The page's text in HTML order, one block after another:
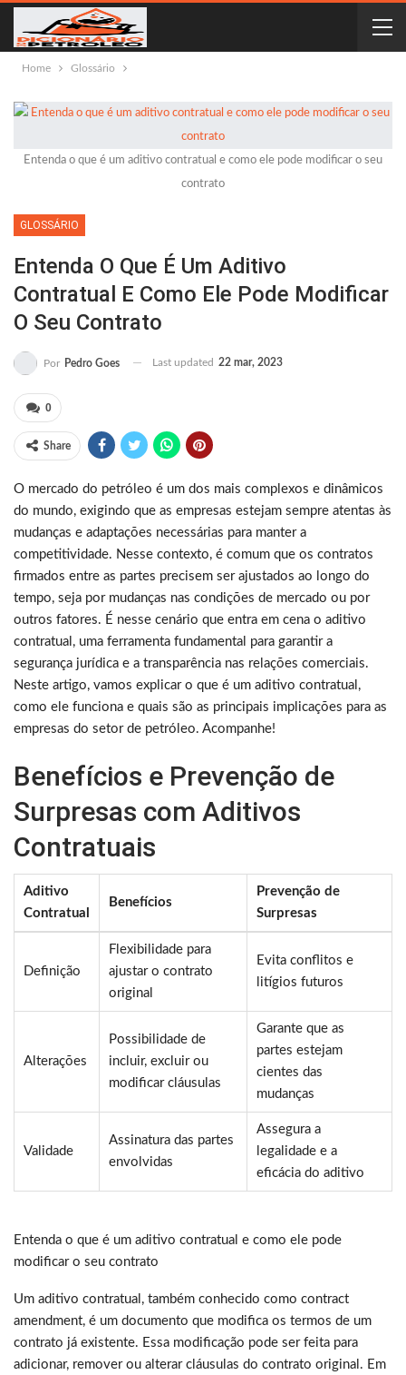
Home Glossário
Entenda o que é um aditivo contratual e como ele pode modificar o seu
contrato
GLOSSÁRIO
Entenda O Que É Um Aditivo
Contratual E Como Ele Pode Modificar
O Seu Contrato
Por Pedro Goes Last updated 22 mar, 2023
0
Share
O mercado do petróleo é um dos mais complexos e dinâmicos
do mundo, exigindo que as empresas estejam sempre atentas às
mudanças e adaptações necessárias para manter a
competitividade. Nesse contexto, é comum que os contratos
firmados entre as partes precisem ser ajustados ao longo do
tempo, seja por mudanças nas condições de mercado ou por
outros fatores. É nesse cenário que entra em cena o aditivo
contratual, uma ferramenta fundamental para garantir a
segurança jurídica e a transparência nas relações comerciais.
Neste artigo, vamos explicar o que é um aditivo contratual,
como ele funciona e quais são as principais implicações para as
empresas do setor de petróleo. Acompanhe!
Benefícios e Prevenção de
Surpresas com Aditivos
Contratuais
Aditivo
Contratual
Benefícios
Prevenção de
Surpresas
Definição
Flexibilidade para
ajustar o contrato
original
Evita conflitos e
litígios futuros
Alterações
Possibilidade de
incluir, excluir ou
modificar cláusulas
Garante que as
partes estejam
cientes das
mudanças
Validade
Assinatura das partes
envolvidas
Assegura a
legalidade e a
eficácia do aditivo
Entenda o que é um aditivo contratual e como ele pode
modificar o seu contrato
Um aditivo contratual, também conhecido como contract
amendment, é um documento que modifica os termos de um
contrato já existente. Essa modificação pode ser feita para
adicionar, remover ou alterar cláusulas do contrato original. Em